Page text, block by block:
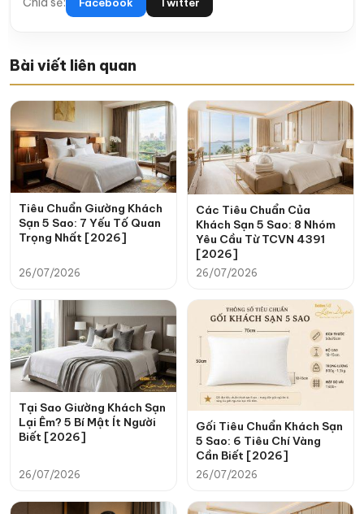
Bài viết liên quan
Tiêu Chuẩn Giường Khách
Sạn 5 Sao: 7 Yếu Tố Quan
Trọng Nhất [2026]
26/07/2026
Các Tiêu Chuẩn Của
Khách Sạn 5 Sao: 8 Nhóm
Yêu Cầu Từ TCVN 4391
[2026]
26/07/2026
Tại Sao Giường Khách Sạn
Lại Êm? 5 Bí Mật Ít Người
Biết [2026]
26/07/2026
Gối Tiêu Chuẩn Khách Sạn
5 Sao: 6 Tiêu Chí Vàng
Cần Biết [2026]
26/07/2026